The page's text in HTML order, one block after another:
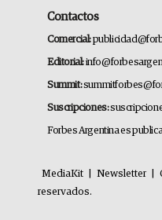
Contactos
Comercial:
Editorial:
Summit:
Suscripciones:
Forbes Argentina es
MediaKit Newsletter
reservados.